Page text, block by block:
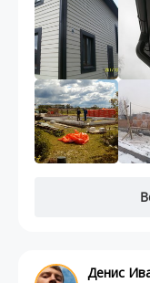
Денис